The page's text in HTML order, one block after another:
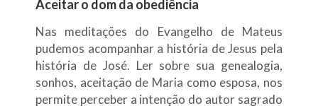
Aceitar o dom da obediência
Nas meditações do Evangelho de Mateus
pudemos acompanhar a história de Jesus pela
história de José. Ler sobre sua genealogia,
sonhos, aceitação de Maria como esposa, nos
permite perceber a intenção do autor sagrado